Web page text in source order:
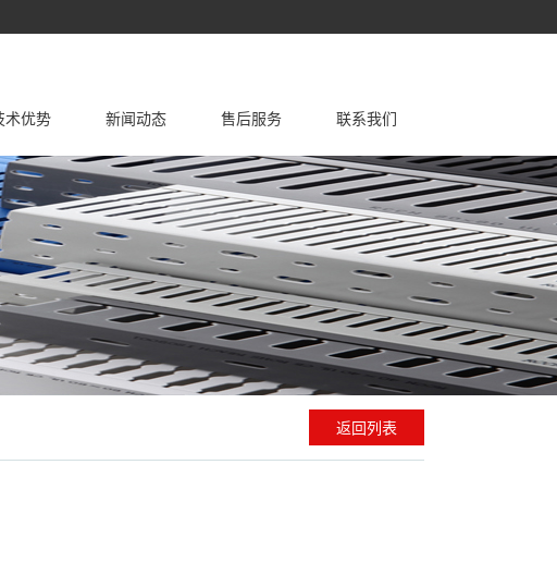
走线槽 尼龙扎带 扎带包装 钢钉线卡 不锈钢扎带
器材 冷压端子 接线端子
术优势
础知识 故障处理 维护保养 资料文档
新闻动态
公司新闻 行业新闻
售后服务 联系我们
返回列表